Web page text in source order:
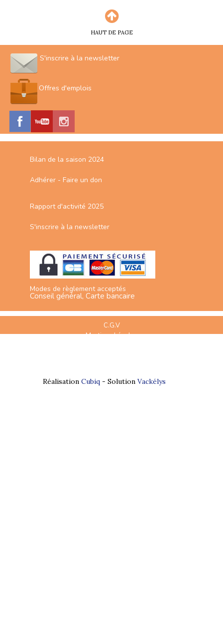
HAUT DE PAGE
S'inscrire à la newsletter
Offres d'emplois
Bilan de la saison 2024
Adhérer - Faire un don
Rapport d'activité 2025
S'inscrire à la newsletter
Modes de règlement acceptés
Conseil général, Carte bancaire
C.G.V
Mentions Légales
Réalisation Cubiq- Solution Vackélys